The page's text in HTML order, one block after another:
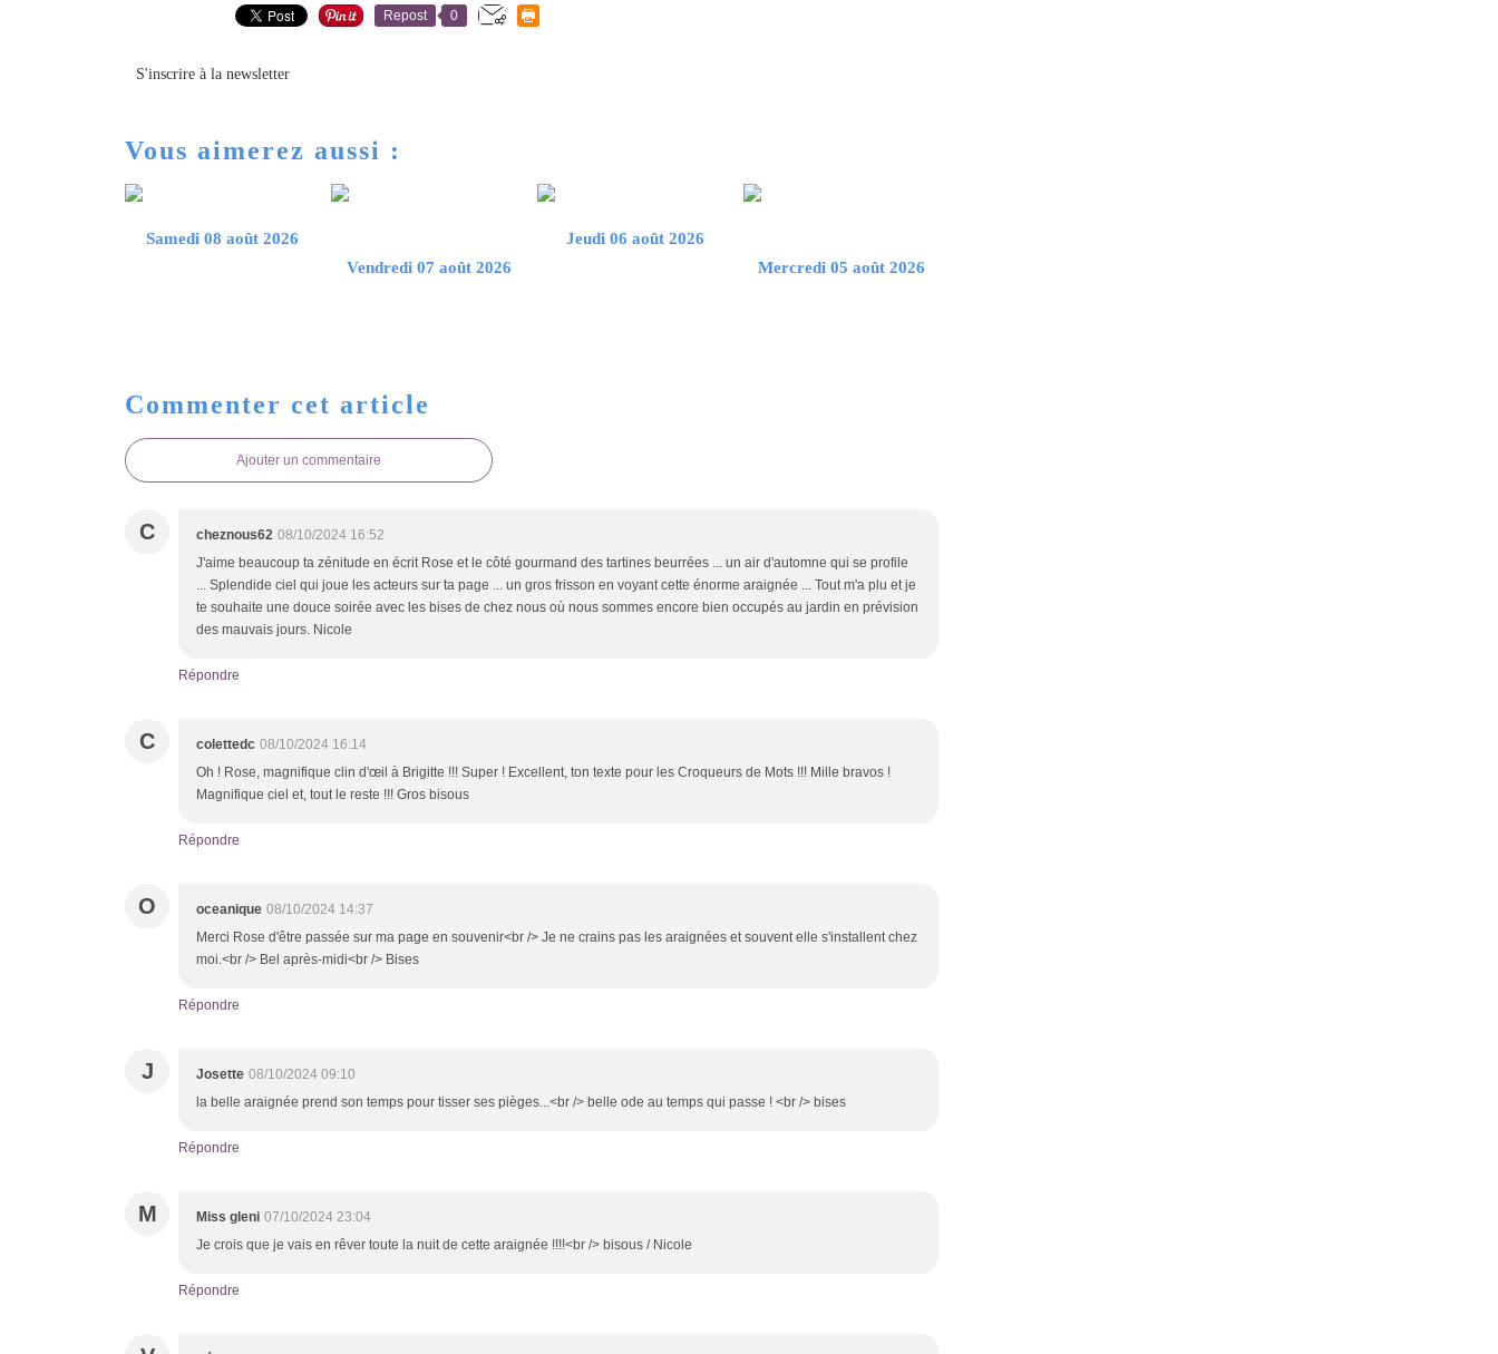
Repost 0
S'inscrire à la newsletter
Vous aimerez aussi :
Samedi 08 août 2026
Vendredi 07 août 2026
Jeudi 06 août 2026
Mercredi 05 août 2026
Commenter cet article
Ajouter un commentaire
C cheznous62 08/10/2024 16:52
J'aime beaucoup ta zénitude en écrit Rose et le côté gourmand des tartines beurrées ... un air d'automne qui se profile
... Splendide ciel qui joue les acteurs sur ta page ... un gros frisson en voyant cette énorme araignée ... Tout m'a plu et je
te souhaite une douce soirée avec les bises de chez nous où nous sommes encore bien occupés au jardin en prévision
des mauvais jours. Nicole
Répondre
C colettedc 08/10/2024 16:14
Oh ! Rose, magnifique clin d'œil à Brigitte !!! Super ! Excellent, ton texte pour les Croqueurs de Mots !!! Mille bravos !
Magnifique ciel et, tout le reste !!! Gros bisous
Répondre
O oceanique 08/10/2024 14:37
Merci Rose d'être passée sur ma page en souvenir<br /> Je ne crains pas les araignées et souvent elle s'installent chez
moi.<br /> Bel après-midi<br /> Bises
Répondre
J Josette 08/10/2024 09:10
la belle araignée prend son temps pour tisser ses pièges...<br /> belle ode au temps qui passe ! <br /> bises
Répondre
M Miss gleni 07/10/2024 23:04
Je crois que je vais en rêver toute la nuit de cette araignée !!!!<br /> bisous / Nicole
Répondre